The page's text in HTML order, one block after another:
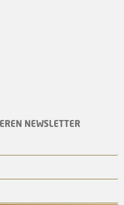
NEWSLETTER